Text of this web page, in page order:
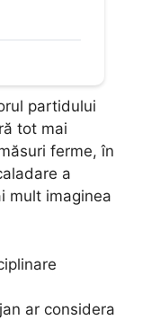
partidului
tot mai
ferme, în
a
mult imaginea
ar considera